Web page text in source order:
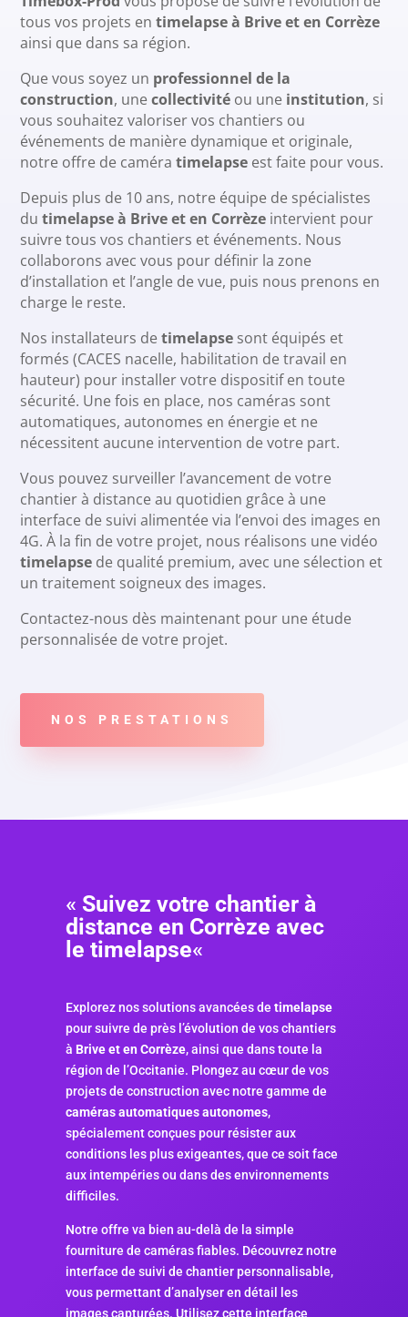
tous vos projets entimelapse à Brive et en Corrèze
ainsi que dans sa région.
Que vous soyez un professionnel de la
construction, unecollectivité ou une institution, si
vous souhaitez valoriser vos chantiers ou
événements de manière dynamique et originale,
notre offre de camératimelapse est faite pour vous.
Depuis plus de 10 ans, notre équipe de spécialistes
dutimelapse à Brive et en Corrèze intervient pour
suivre tous vos chantiers et événements. Nous
collaborons avec vous pour définir la zone
d’installation et l’angle de vue, puis nous prenons en
charge le reste.
Nos installateurs detimelapse sont équipés et
formés (CACES nacelle, habilitation de travail en
hauteur) pour installer votre dispositif en toute
sécurité. Une fois en place, nos caméras sont
automatiques, autonomes en énergie et ne
nécessitent aucune intervention de votre part.
Vous pouvez surveiller l’avancement de votre
chantier à distance au quotidien grâce à une
interface de suivi alimentée via l’envoi des images en
4G. À la fin de votre projet, nous réalisons une vidéo
timelapse de qualité premium, avec une sélection et
un traitement soigneux des images.
Contactez-nous dès maintenant pour une étude
personnalisée de votre projet.
NOS PRESTATIONS
« Suivez votre chantier à
distance en Corrèze avec
le timelapse«
Explorez nos solutions avancées de timelapse
pour suivre de près l’évolution de vos chantiers
à Brive et en Corrèze, ainsi que dans toute la
région de l’Occitanie. Plongez au cœur de vos
projets de construction avec notre gamme de
caméras automatiques autonomes,
spécialement conçues pour résister aux
conditions les plus exigeantes, que ce soit face
aux intempéries ou dans des environnements
difficiles.
Notre offre va bien au-delà de la simple
fourniture de caméras fiables. Découvrez notre
interface de suivi de chantier personnalisable,
vous permettant d’analyser en détail les
images capturées. Utilisez cette interface